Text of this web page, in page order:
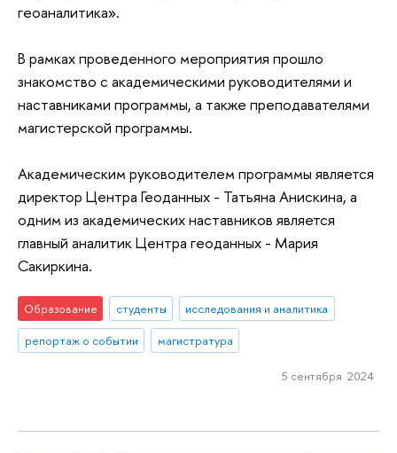
геоаналитика».
В рамках проведенного мероприятия прошло
знакомство с академическими руководителями и
наставниками программы, а также преподавателями
магистерской программы.
Академическим руководителем программы является
директор Центра Геоданных - Татьяна Анискина, а
одним из академических наставников является
главный аналитик Центра геоданных - Мария
Сакиркина.
Образование студенты
исследования и аналитика
репортаж о событии
магистратура
5 сентября 2024